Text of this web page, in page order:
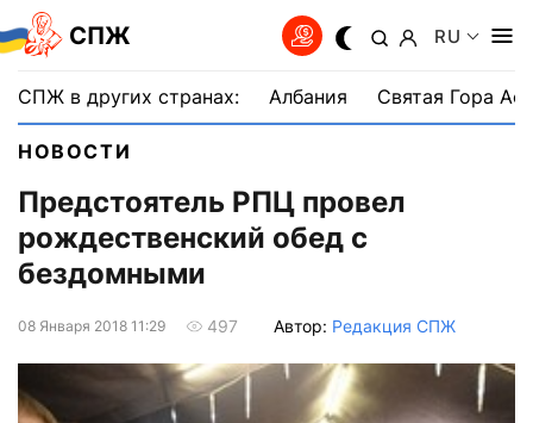
СПЖ RU
СПЖ в других странах: Албания Святая Гора
НОВОСТИ
Предстоятель РПЦ провел
рождественский обед с
бездомными
08 Января 2018 11:29 497 Автор: Редакция СПЖ